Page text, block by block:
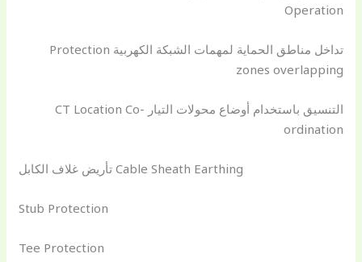
Operation
تداخل مناطق الحماية لمهمات الشبكة الكهربية Protection
zones overlapping
التنسيق باستخدام أوضاع محولات التيار CT Location Co-
ordination
تأريض غلاف الكابل Cable Sheath Earthing
Stub Protection
Tee Protection